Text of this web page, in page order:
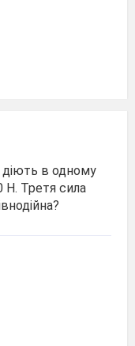
діють в одному
Н. Третя сила